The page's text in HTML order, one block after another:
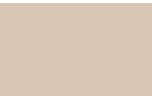
wybrać